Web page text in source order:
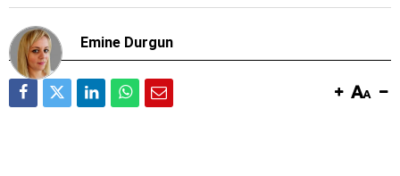
Emine Durgun